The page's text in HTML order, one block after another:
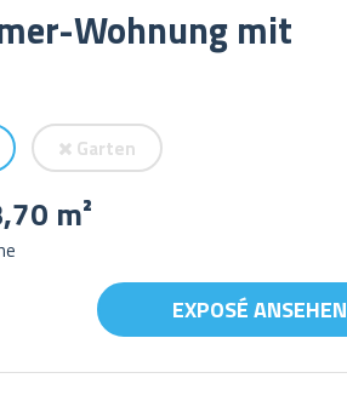
Wohnung mit
Garten
m²
EXPOSÉ ANSEHEN